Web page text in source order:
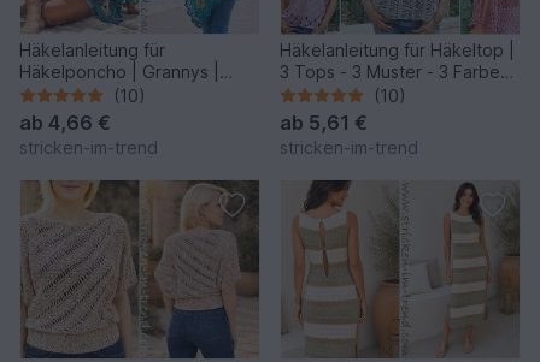
Häkelanleitung für
Häkelponcho | Grannys |
Tropical #6 | GrannyCouture
#1
(10)
ab 4,66 €
stricken-im-trend
Häkelanleitung für Häkeltop |
3 Tops - 3 Muster - 3 Farben |
RUSTICHELLO #1
(10)
ab 5,61 €
stricken-im-trend